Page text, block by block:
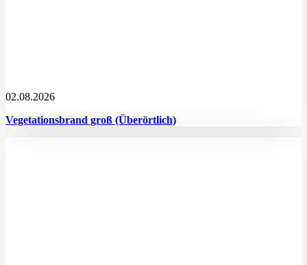
02.08.2026
Vegetationsbrand groß (Überörtlich)